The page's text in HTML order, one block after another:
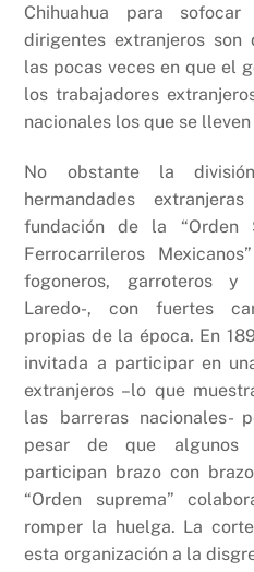
Chihuahua para
dirigentes extranjeros son
las pocas veces en que el
los trabajadores
nacionales los que se
No obstante la
hermandades
fundación de la “Orden
Ferrocarrileros
fogoneros, garroteros y
Laredo-, con fuertes
propias de la época. En
invitada a participar en
extranjeros –lo que
las barreras nacionales-
pesar de que algunos
participan brazo con
“Orden suprema”
romper la huelga. La
esta organización a la